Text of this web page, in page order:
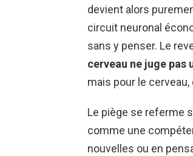
devient alors
circuit neuronal
sans y penser. Le
cerveau ne juge pas
mais pour le
Le piège se referme
comme une
nouvelles ou en